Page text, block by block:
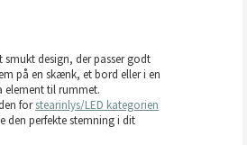
design, der passer godt
på en skænk, et bord eller i en
element til rummet.
forstearinlys/LED kategorien
den perfekte stemning i dit